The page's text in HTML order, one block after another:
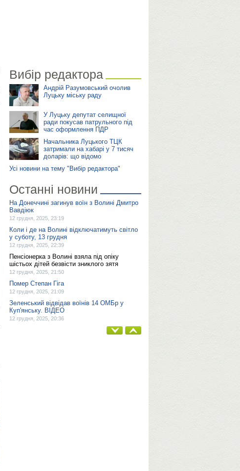
Вибір редактора
Андрій Разумовський очолив
Луцьку міську раду
У Луцьку депутат селищної
ради покусав патрульного під
час оформлення ПДР
Начальника Луцького ТЦК
затримали на хабарі у 7 тисяч
доларів: що відомо
Усі новини на тему "Вибір редактора"
Останні новини
На Донеччині загинув воїн з Волині Дмитро
Вавдіюк
12 грудня, 2025, 23:19
Коли і де на Волині відключатимуть світло
у суботу, 13 грудня
12 грудня, 2025, 22:39
Пенсіонерка з Волині взяла під опіку
шістьох дітей безвісти зниклого зятя
12 грудня, 2025, 21:50
Помер Степан Гіга
12 грудня, 2025, 21:09
Зеленський відвідав воїнів 14 ОМБр у
Куп'янську. ВІДЕО
12 грудня, 2025, 20:36